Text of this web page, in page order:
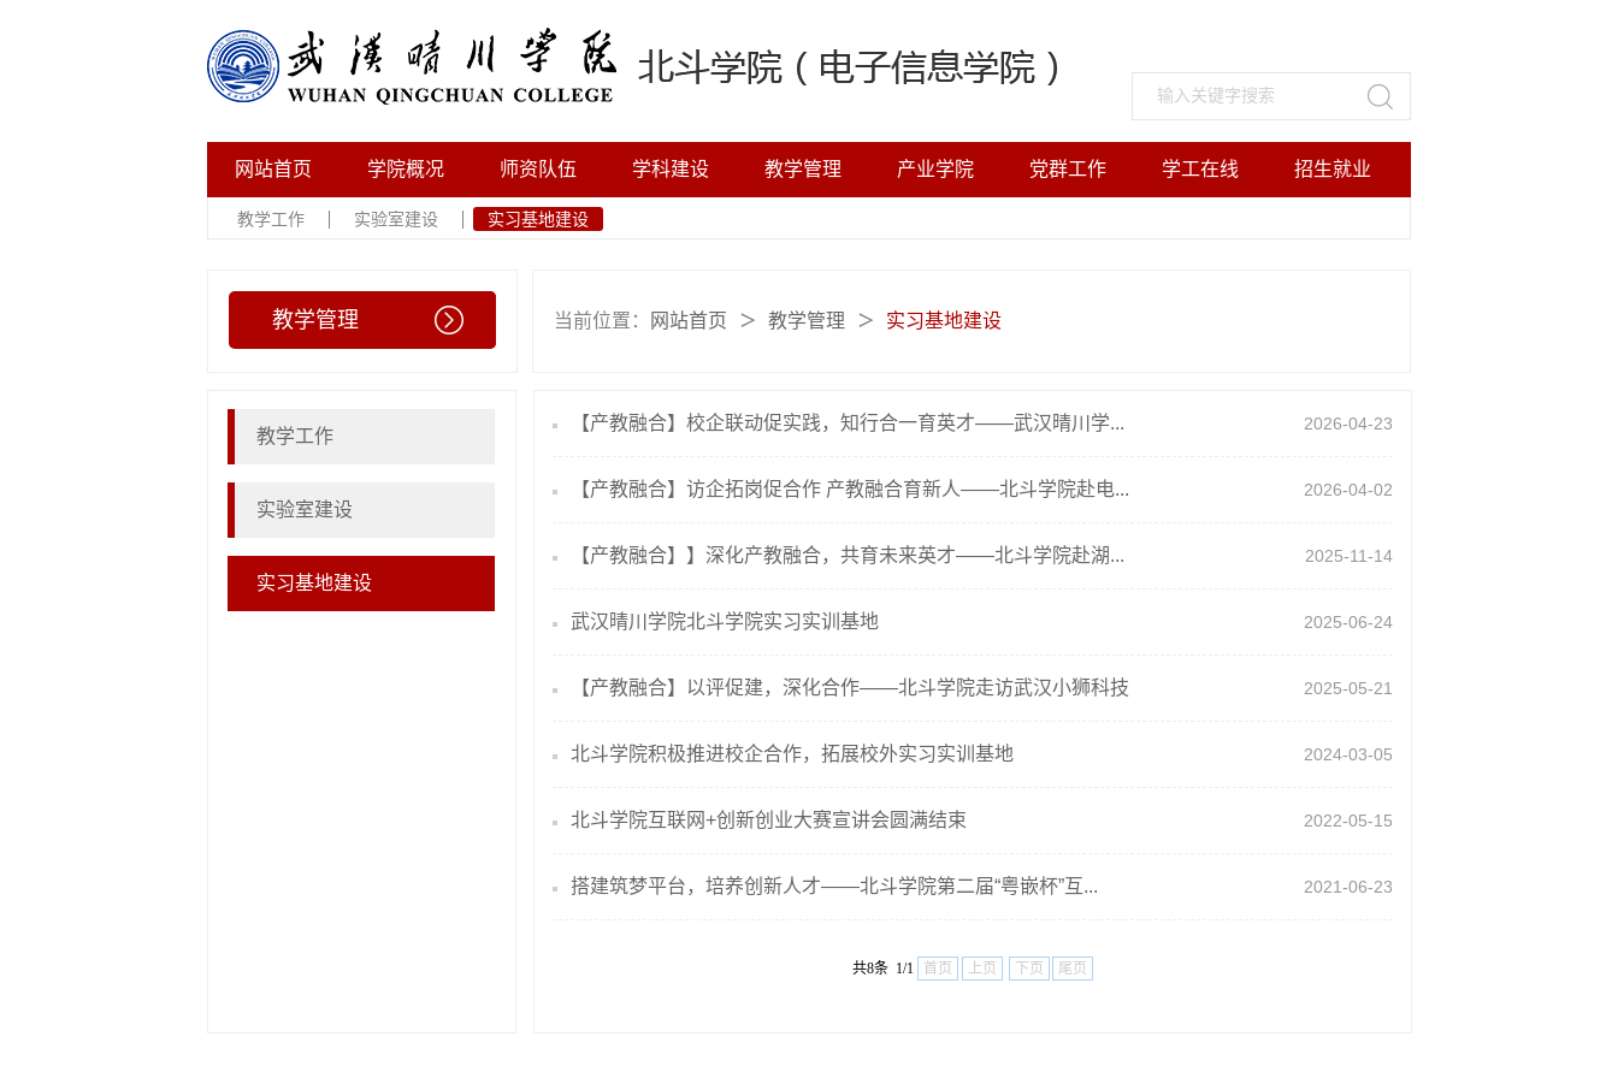
网站首页 学院概况 师资队伍 学科建设 教学管理 产业学院 党群工作 学工在线 招生就业
教学工作 实验室建设 实习基地建设
教学管理 当前位置： 网站首页 ＞ 教学管理 ＞ 实习基地建设
教学工作
实验室建设
实习基地建设
【产教融合】校企联动促实践，知行合一育英才——武汉晴川学... 2026-04-23
【产教融合】访企拓岗促合作 产教融合育新人——北斗学院赴电... 2026-04-02
【产教融合】】深化产教融合，共育未来英才——北斗学院赴湖... 2025-11-14
武汉晴川学院北斗学院实习实训基地 2025-06-24
【产教融合】以评促建，深化合作——北斗学院走访武汉小狮科技​ 2025-05-21
北斗学院积极推进校企合作，拓展校外实习实训基地 2024-03-05
北斗学院互联网+创新创业大赛宣讲会圆满结束 2022-05-15
搭建筑梦平台，培养创新人才——北斗学院第二届“粤嵌杯”互... 2021-06-23
共8条 1/1 首页 上页 下页 尾页